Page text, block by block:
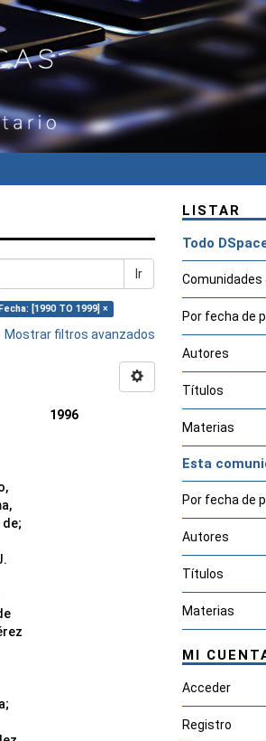
Ir
[1990 TO 1999] ×
Mostrar filtros avanzados
de;
1996
LISTAR
Todo
Comunidades
Por fecha de
Autores
Títulos
Materias
Esta
Por fecha de
Autores
Títulos
Materias
MI
Acceder
Registro